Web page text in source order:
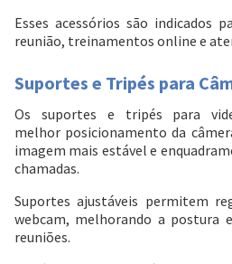
Esses acessórios são indicados
reunião, treinamentos online e
Suportes e Tripés para
Os suportes e tripés para
melhor posicionamento da
imagem mais estável e
chamadas.
Suportes ajustáveis permitem
webcam, melhorando a postura
reuniões.